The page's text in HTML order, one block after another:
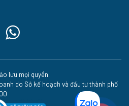
lưu mọi quyền.
do Sở kế hoạch và đầu tư thành phố